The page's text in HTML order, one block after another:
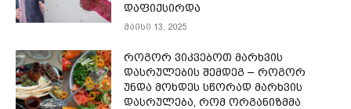
დაფიქსირდა
მაისი 13, 2025
როგორ ვიკვებოთ მარხვის
დასრულების შემდეგ – როგორ
უნდა მოხდეს სწორად მარხვის
დასრულება, რომ ორგანიზმმა